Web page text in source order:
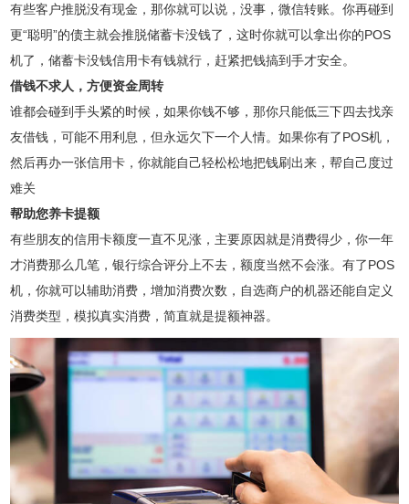
有些客户推脱没有现金，那你就可以说，没事，微信转账。你再碰到
更“聪明”的债主就会推脱储蓄卡没钱了，这时你就可以拿出你的POS
机了，储蓄卡没钱信用卡有钱就行，赶紧把钱搞到手才安全。
借钱不求人，方便资金周转
谁都会碰到手头紧的时候，如果你钱不够，那你只能低三下四去找亲
友借钱，可能不用利息，但永远欠下一个人情。如果你有了POS机，
然后再办一张信用卡，你就能自己轻松松地把钱刷出来，帮自己度过
难关
帮助您养卡提额
有些朋友的信用卡额度一直不见涨，主要原因就是消费得少，你一年
才消费那么几笔，银行综合评分上不去，额度当然不会涨。有了POS
机，你就可以辅助消费，增加消费次数，自选商户的机器还能自定义
消费类型，模拟真实消费，简直就是提额神器。